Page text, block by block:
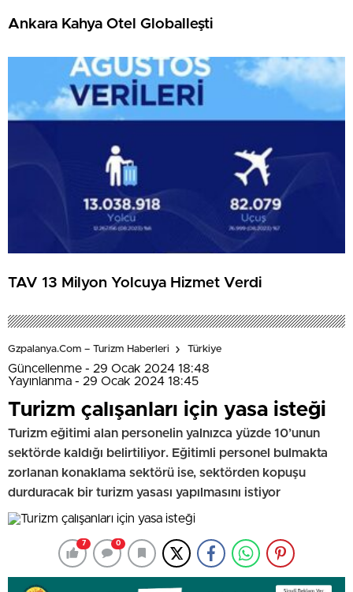
Ankara Kahya Otel Globalleşti
TAV 13 Milyon Yolcuya Hizmet Verdi
Gzpalanya.com – Turizm Haberleri Türkiye
Güncellenme - 29 Ocak 2024 18:48
Yayınlanma - 29 Ocak 2024 18:45
Turizm çalışanları için yasa isteği
Turizm eğitimi alan personelin yalnızca yüzde 10’unun
sektörde kaldığı belirtiliyor. Eğitimli personel bulmakta
zorlanan konaklama sektörü ise, sektörden kopuşu
durduracak bir turizm yasası yapılmasını istiyor
7 0